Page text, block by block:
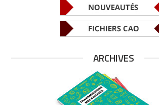
ARCHIVES